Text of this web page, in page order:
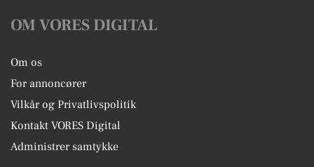
OM VORES DIGITAL
Om os
For annoncører
Vilkår og Privatlivspolitik
Kontakt VORES Digital
Administrer samtykke